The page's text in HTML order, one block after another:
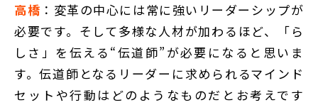
高橋 ：変革の中心には常に強いリーダーシップが
必要です。そして多様な人材が加わるほど、「ら
しさ」を伝える“伝道師”が必要になると思いま
す。伝道師となるリーダーに求められるマインド
セットや行動はどのようなものだとお考えです